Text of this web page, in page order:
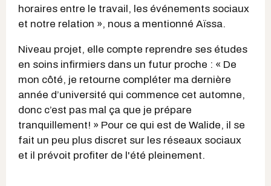
horaires entre le travail, les événements sociaux
et notre relation », nous a mentionné Aïssa.
Niveau projet, elle compte reprendre ses études
en soins infirmiers dans un futur proche : « De
mon côté, je retourne compléter ma dernière
année d’université qui commence cet automne,
donc c’est pas mal ça que je prépare
tranquillement! » Pour ce qui est de Walide, il se
fait un peu plus discret sur les réseaux sociaux
et il prévoit profiter de l'été pleinement.